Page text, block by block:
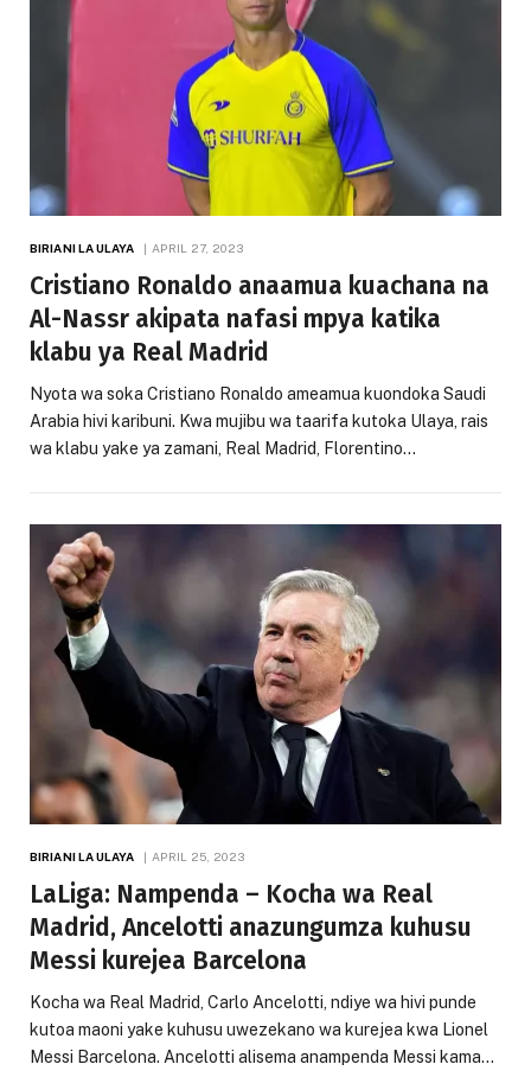
BIRIANI LA ULAYA APRIL 27, 2023
Cristiano Ronaldo anaamua kuachana na
Al-Nassr akipata nafasi mpya katika
klabu ya Real Madrid
Nyota wa soka Cristiano Ronaldo ameamua kuondoka Saudi
Arabia hivi karibuni. Kwa mujibu wa taarifa kutoka Ulaya, rais
wa klabu yake ya zamani, Real Madrid, Florentino…
BIRIANI LA ULAYA APRIL 25, 2023
LaLiga: Nampenda – Kocha wa Real
Madrid, Ancelotti anazungumza kuhusu
Messi kurejea Barcelona
Kocha wa Real Madrid, Carlo Ancelotti, ndiye wa hivi punde
kutoa maoni yake kuhusu uwezekano wa kurejea kwa Lionel
Messi Barcelona. Ancelotti alisema anampenda Messi kama…